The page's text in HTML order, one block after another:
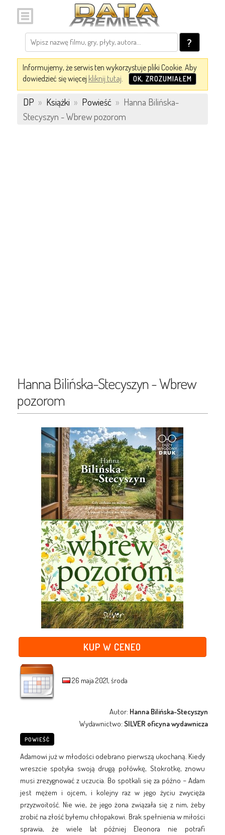
?
Informujemy, że serwis ten wykorzystuje pliki Cookie. Aby
dowiedzieć się więcej kliknij tutaj. OK, ZROZUMIAŁEM
DP » Książki » Powieść » Hanna Bilińska-
Stecyszyn - Wbrew pozorom
Hanna Bilińska-Stecyszyn - Wbrew
pozorom
KUP W CENEO
26 maja 2021, środa
Autor: Hanna Bilińska-Stecyszyn
Wydawnictwo:SILVER oficyna wydawnicza
POWIEŚĆ
Adamowi już w młodości odebrano pierwszą ukochaną. Kiedy
wreszcie spotyka swoją drugą połówkę, Stokrotkę, znowu
musi zrezygnować z uczucia. Bo spotkali się za późno − Adam
jest mężem i ojcem, i kolejny raz w jego życiu zwycięża
przyzwoitość. Nie wie, że jego żona związała się z nim, żeby
zrobić na złość byłemu chłopakowi. Brak spełnienia w miłości
sprawia, że wiele lat później Eleonora nie potrafi